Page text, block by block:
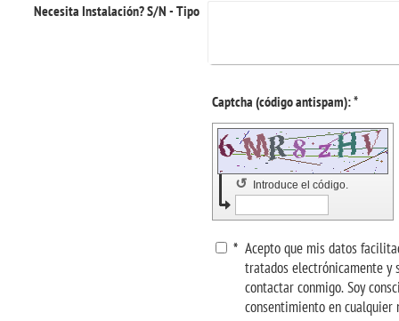
Necesita Instalación? S/N - Tipo
Captcha (código antispam): *
Introduce el código.
↺
* Acepto que mis datos
tratados electrónicamente y sean utilizados con el
contactar conmigo. Soy
consentimiento en cualquier